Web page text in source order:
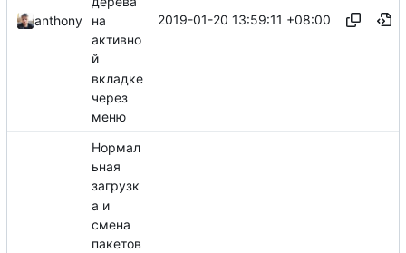
anthony
на
активно
й
вкладке
через
меню
2019-01-20 13:59:11 +08:00
Нормал
ьная
загрузк
а и
смена
пакетов